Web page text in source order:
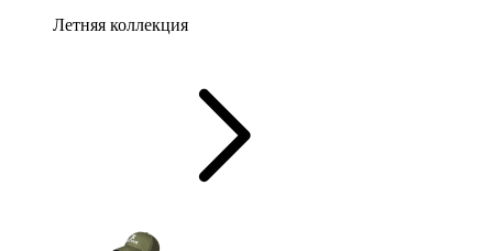
Летняя коллекция